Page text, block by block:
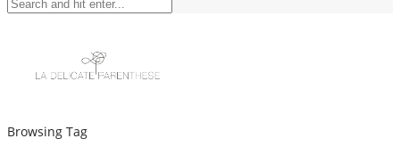
Browsing Tag